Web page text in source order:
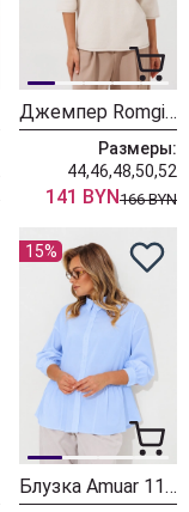
Джемпер Romgil РВ0464-ВИ5 ванильный
Размеры:
44,46,48,50,52
141 BYN166 BYN
15%
Блузка Amuar 1134 голубой